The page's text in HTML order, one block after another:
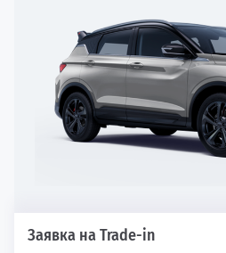
Заявка на Trade-in